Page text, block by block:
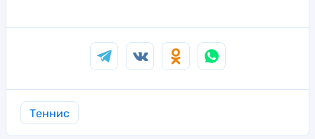
Теннис